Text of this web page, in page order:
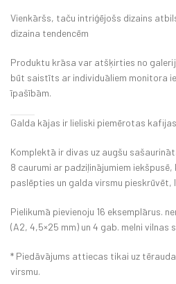
Vienkāršs, taču intriģējošs dizains
dizaina tendencēm
Produktu krāsa var atšķirties no
būt saistīts ar individuāliem monitora
īpašībām.
Galda kājas ir lieliski piemērotas
Komplektā ir divas uz augšu
8 caurumi ar padziļinājumiem
paslēpties un galda virsmu
Pielikumā pievienoju 16 eksemplārus.
(A2, 4,5×25 mm) un 4 gab. melni vilnas
* Piedāvājums attiecas tikai uz
virsmu.